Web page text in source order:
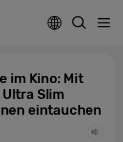
im Kino: Mit
Slim
eintauchen